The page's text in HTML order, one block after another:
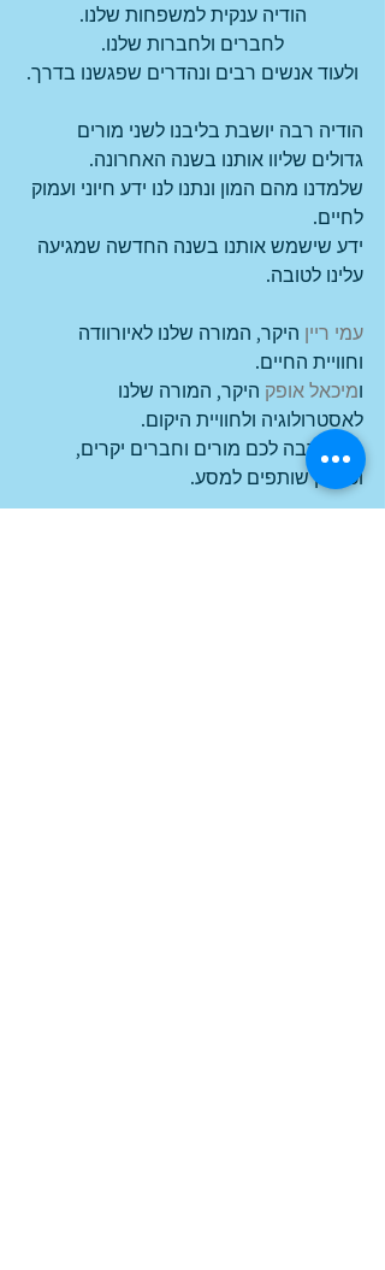
הודיה ענקית למשפחות שלנו.
לחברים ולחברות שלנו.
ולעוד אנשים רבים ונהדרים שפגשנו בדרך.
הודיה רבה יושבת בליבנו לשני מורים
גדולים שליוו אותנו בשנה האחרונה.
שלמדנו מהם המון ונתנו לנו ידע חיוני ועמוק
לחיים.
ידע שישמש אותנו בשנה החדשה שמגיעה
עלינו לטובה.
עמי ריין היקר, המורה שלנו לאיורוודה
וחוויית החיים.
ומיכאל אופק היקר, המורה שלנו
לאסטרולוגיה ולחוויית היקום.
תודה רבה לכם מורים וחברים יקרים,
וכמובן שותפים למסע.